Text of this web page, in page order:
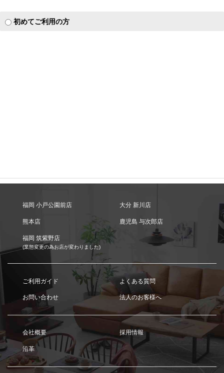
初めてご利用の方
福岡 小戸公園前店 大分 新川店
熊本店 鹿児島 与次郎店
福岡 筑紫野店
(業態変更の為お店が変わりました)
ご利用ガイド よくある質問
お問い合わせ 法人のお客様へ
会社概要 採用情報
沿革